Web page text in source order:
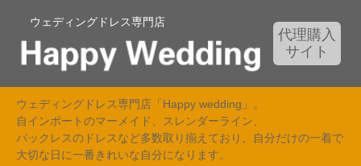
ウェディングドレス専門店
代理購入
サイト
ウェディングドレス専門店「Happy wedding」。
自インポートのマーメイド、スレンダーライン、
バックレスのドレスなど多数取り揃えており、自分だけの一着で
大切な日に一番きれいな自分になります。